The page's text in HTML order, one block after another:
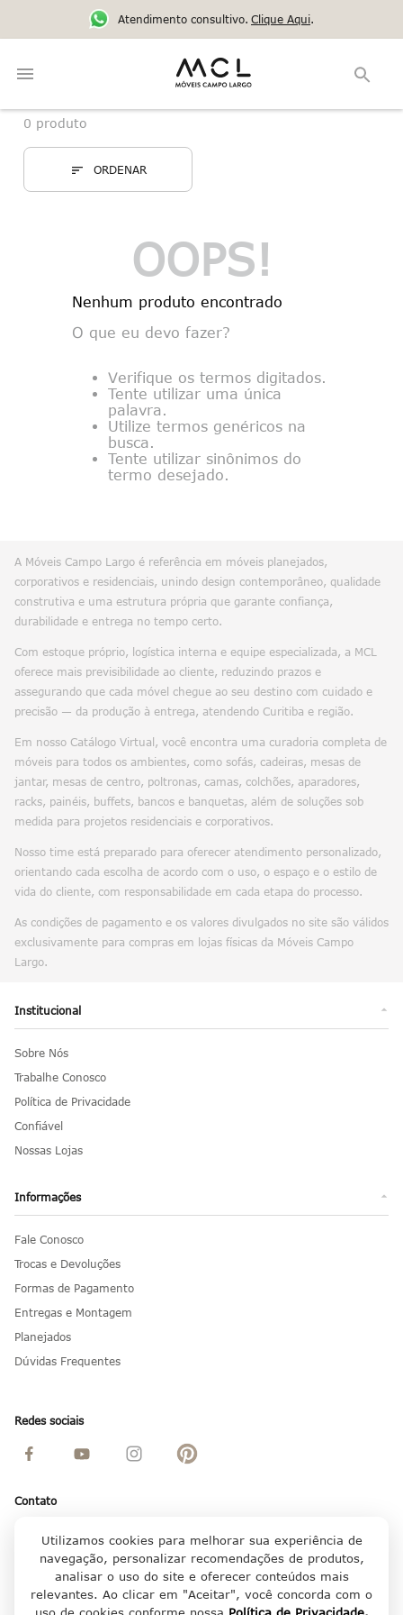
Utilizamos cookies para melhorar sua experiência de
navegação, personalizar recomendações de produtos,
analisar o uso do site e oferecer conteúdos mais
relevantes. Ao clicar em "Aceitar", você concorda com o
Atendimento consultivo. Clique Aqui.
0 produto
OOPS!
Nenhum produto encontrado
O que eu devo fazer?
Verifique os termos digitados.
Tente utilizar uma única
palavra.
Utilize termos genéricos na
busca.
Tente utilizar sinônimos do
termo desejado.
A Móveis Campo Largo é referência em móveis planejados,
corporativos e residenciais, unindo design contemporâneo, qualidade
construtiva e uma estrutura própria que garante confiança,
durabilidade e entrega no tempo certo.
Com estoque próprio, logística interna e equipe especializada, a MCL
oferece mais previsibilidade ao cliente, reduzindo prazos e
assegurando que cada móvel chegue ao seu destino com cuidado e
precisão — da produção à entrega, atendendo Curitiba e região.
Em nosso Catálogo Virtual, você encontra uma curadoria completa de
móveis para todos os ambientes, como sofás, cadeiras, mesas de
jantar, mesas de centro, poltronas, camas, colchões, aparadores,
racks, painéis, buffets, bancos e banquetas, além de soluções sob
medida para projetos residenciais e corporativos.
Nosso time está preparado para oferecer atendimento personalizado,
orientando cada escolha de acordo com o uso, o espaço e o estilo de
vida do cliente, com responsabilidade em cada etapa do processo.
As condições de pagamento e os valores divulgados no site são válidos
exclusivamente para compras em lojas físicas da Móveis Campo
Largo.
Institucional
Sobre Nós
Trabalhe Conosco
Política de Privacidade
Confiável
Nossas Lojas
Informações
Fale Conosco
Trocas e Devoluções
Formas de Pagamento
Entregas e Montagem
Planejados
Dúvidas Frequentes
Redes sociais
Contato
+55 (41) 3334-4555
Segunda a sexta, das 9h às 18h
atendimento@moveiscampolargo.com.br